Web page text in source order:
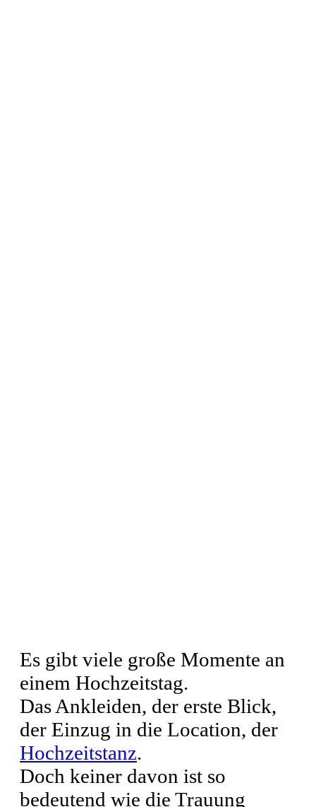
Es gibt viele große Momente an
einem Hochzeitstag.
Das Ankleiden, der erste Blick,
der Einzug in die Location, der
Hochzeitstanz.
Doch keiner davon ist so
bedeutend wie die Trauung